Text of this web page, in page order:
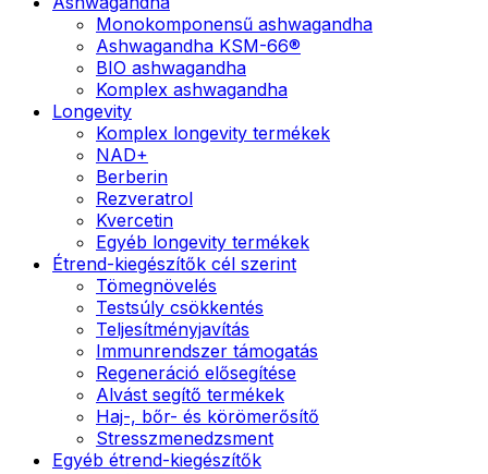
Monokomponensű ashwagandha
Ashwagandha KSM-66®
BIO ashwagandha
Komplex ashwagandha
Longevity
Komplex longevity termékek
NAD+
Berberin
Rezveratrol
Kvercetin
Egyéb longevity termékek
Étrend-kiegészítők cél szerint
Tömegnövelés
Testsúly csökkentés
Teljesítményjavítás
Immunrendszer támogatás
Regeneráció elősegítése
Alvást segítő termékek
Haj-, bőr- és körömerősítő
Stresszmenedzsment
Egyéb étrend-kiegészítők